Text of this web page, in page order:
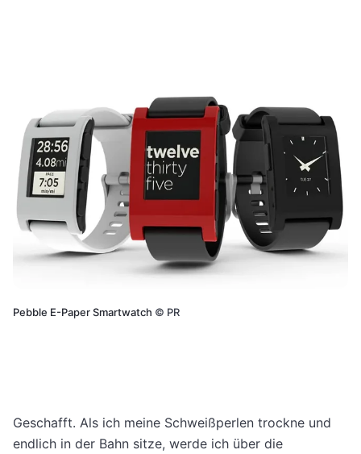
Pebble E-Paper Smartwatch © PR
Geschafft. Als ich meine Schweißperlen trockne und
endlich in der Bahn sitze, werde ich über die